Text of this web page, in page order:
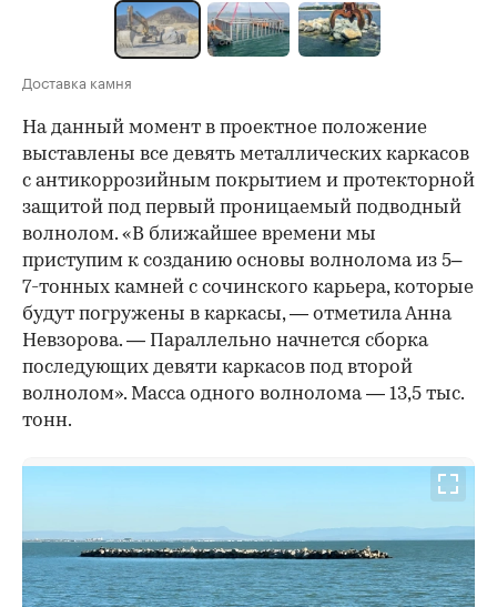
Доставка камня
На данный момент в проектное положение
выставлены все девять металлических каркасов
с антикоррозийным покрытием и протекторной
защитой под первый проницаемый подводный
волнолом. «В ближайшее времени мы
приступим к созданию основы волнолома из 5–
7-тонных камней с сочинского карьера, которые
будут погружены в каркасы, — отметила Анна
Невзорова. — Параллельно начнется сборка
последующих девяти каркасов под второй
волнолом». Масса одного волнолома — 13,5 тыс.
тонн.